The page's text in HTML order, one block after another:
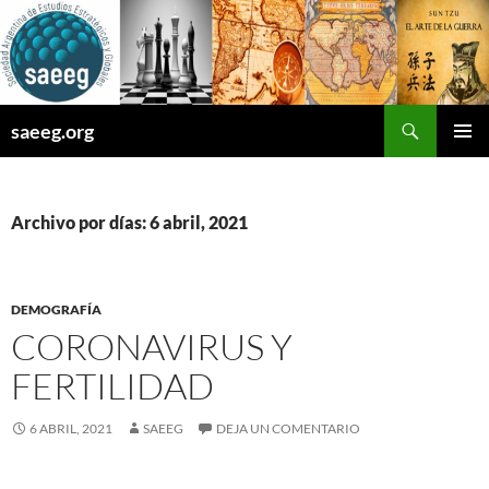
Saltar
al
contenido
saeeg.org
Archivo por días: 6 abril, 2021
DEMOGRAFÍA
CORONAVIRUS Y
FERTILIDAD
6 ABRIL, 2021 SAEEG DEJA UN COMENTARIO